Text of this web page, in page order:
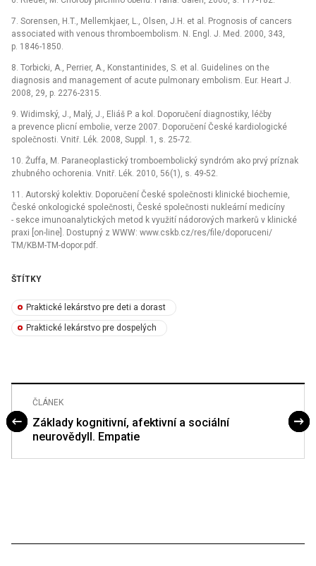
7. Sorensen, H.T., Mellemkjaer, L., Olsen, J.H. et al. Prognosis of cancers
associated with venous thromboembolism. N. Engl. J. Med. 2000, 343,
p. 1846-1850.
8. Torbicki, A., Perrier, A., Konstantinides, S. et al. Guidelines on the
diagnosis and management of acute pulmonary embolism. Eur. Heart J.
2008, 29, p. 2276-2315.
9. Widimský, J., Malý, J., Eliáš P. a kol. Doporučení diagnostiky, léčby
a prevence plicní embolie, verze 2007. Doporučení České kardiologické
společnosti. Vnitř. Lék. 2008, Suppl. 1, s. 25-72.
10. Žuffa, M. Paraneoplastický tromboembolický syndróm ako prvý príznak
zhubného ochorenia. Vnitř. Lék. 2010, 56(1), s. 49-52.
11. Autorský kolektiv. Doporučení České společnosti klinické biochemie,
České onkologické společnosti, České společnosti nukleární medicíny
-⁠ sekce imunoanalytických metod k využití nádorových markerů v klinické
praxi [on-line]. Dostupný z WWW: www.cskb.cz/res/file/doporuceni/
TM/KBM-TM-dopor.pdf.
ŠTÍTKY
Praktické lekárstvo pre deti a dorast
Praktické lekárstvo pre dospelých
ČLÁNEK
Základy kognitivní, afektivní a sociální
neurovědyII. Empatie